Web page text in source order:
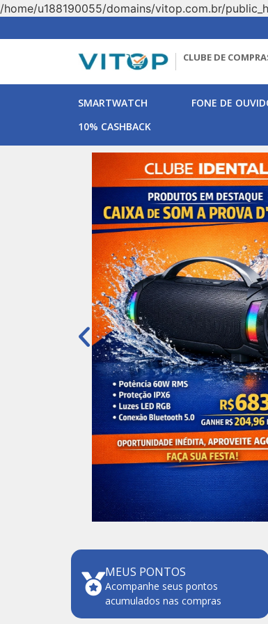
/home/u188190055/domains/vitop.com.br/
CLUBE DE
SMARTWATCH FONE DE
10% CASHBACK
MEUS PONTOS
Acompanhe seus pontos
acumulados nas compras